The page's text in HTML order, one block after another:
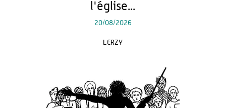
l'église...
20/08/2026
LERZY